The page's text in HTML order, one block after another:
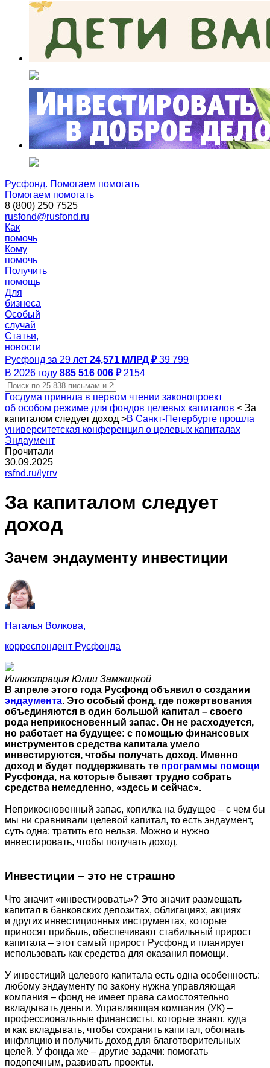
Русфонд. Помогаем помогать
Помогаем помогать
8 (800) 250 7525
rusfond@rusfond.ru
Как
помочь
Кому
помочь
Получить
помощь
Для
бизнеса
Особый
случай
Статьи,
новости
Русфонд за 29 лет 24,571 МЛРД ₽ 39 799
В 2026 году 885 516 006 ₽ 2154
Госдума приняла в первом чтении законопроект
об особом режиме для фондов целевых капиталов < За
капиталом следует доход >В Санкт-Петербурге прошла
университетская конференция о целевых капиталах
Эндаумент
Прочитали
30.09.2025
rsfnd.ru/lyrrv
За капиталом следует
доход
Зачем эндаументу инвестиции
Наталья Волкова,
корреспондент Русфонда
Иллюстрация Юлии Замжицкой
В апреле этого года Русфонд объявил о создании
эндаумента. Это особый фонд, где пожертвования
объединяются в один большой капитал – своего
рода неприкосновенный запас. Он не расходуется,
но работает на будущее: с помощью финансовых
инструментов средства капитала умело
инвестируются, чтобы получать доход. Именно
доход и будет поддерживать те программы помощи
Русфонда, на которые бывает трудно собрать
средства немедленно, «здесь и сейчас».
Неприкосновенный запас, копилка на будущее – с чем бы
мы ни сравнивали целевой капитал, то есть эндаумент,
суть одна: тратить его нельзя. Можно и нужно
инвестировать, чтобы получать доход.
Инвестиции – это не страшно
Что значит «инвестировать»? Это значит размещать
капитал в банковских депозитах, облигациях, акциях
и других инвестиционных инструментах, которые
приносят прибыль, обеспечивают стабильный прирост
капитала – этот самый прирост Русфонд и планирует
использовать как средства для оказания помощи.
У инвестиций целевого капитала есть одна особенность:
любому эндаументу по закону нужна управляющая
компания – фонд не имеет права самостоятельно
вкладывать деньги. Управляющая компания (УК) –
профессиональные финансисты, которые знают, куда
и как вкладывать, чтобы сохранить капитал, обогнать
инфляцию и получить доход для благотворительных
целей. У фонда же – другие задачи: помогать
подопечным, развивать проекты.